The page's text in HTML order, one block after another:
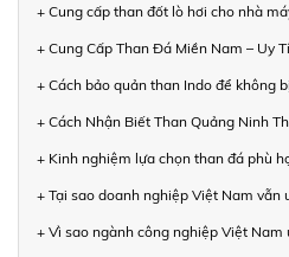
+ Cung cấp than đốt lò hơi cho nhà
+ Cung Cấp Than Đá Miền Nam – Uy
+ Cách bảo quản than Indo để không
+ Cách Nhận Biết Than Quảng Ninh
+ Kinh nghiệm lựa chọn than đá phù
+ Tại sao doanh nghiệp Việt Nam vẫn
+ Vì sao ngành công nghiệp Việt Nam